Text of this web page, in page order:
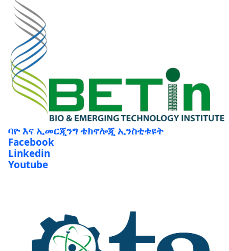
ባዮ እና ኢመርጂንግ ቴክኖሎጂ ኢንስቲቱዩት
Facebook
Linkedin
Youtube